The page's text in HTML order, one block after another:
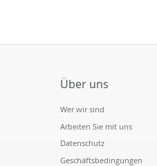
Über uns
Wer wir sind
Arbeiten Sie mit uns
Datenschutz
Geschäftsbedingungen